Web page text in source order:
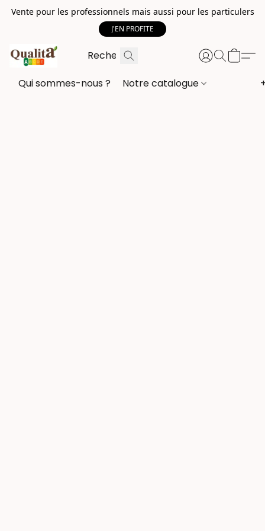
Vente pour les professionnels mais aussi pour les particulers
J'EN PROFITE
Qui sommes-nous ? Notre catalogue